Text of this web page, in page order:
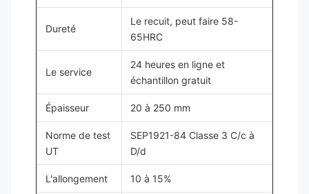
Dureté
Le recuit, peut faire 58-
65HRC
Le service
24 heures en ligne et
échantillon gratuit
Épaisseur 20 à 250 mm
Norme de test
UT
SEP1921-84 Classe 3 C/c à
D/d
L'allongement 10 à 15%